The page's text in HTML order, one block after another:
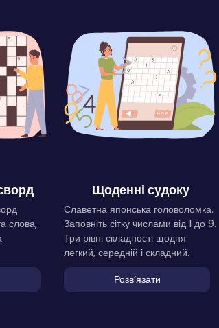
слова,
Щоденні судоку
Славетна японська головоломка.
Заповніть сітку числами від 1 до 9.
Три рівні складності щодня:
легкий, середній і складний.
Розвʼязати